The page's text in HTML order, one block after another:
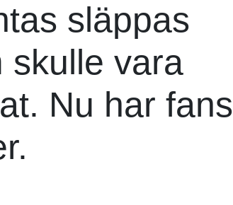
släppas
skulle vara
Nu har